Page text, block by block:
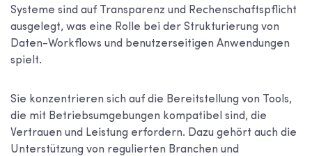
Systeme sind auf Transparenz und Rechenschaftspflicht
ausgelegt, was eine Rolle bei der Strukturierung von
Daten-Workflows und benutzerseitigen Anwendungen
spielt.
Sie konzentrieren sich auf die Bereitstellung von Tools,
die mit Betriebsumgebungen kompatibel sind, die
Vertrauen und Leistung erfordern. Dazu gehört auch die
Unterstützung von regulierten Branchen und